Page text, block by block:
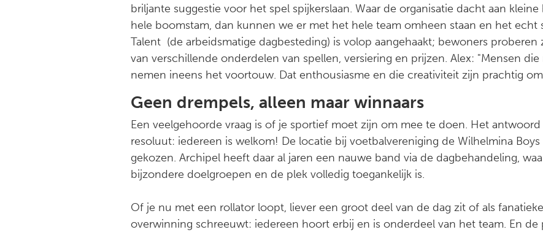
briljante suggestie voor het spel spijkerslaan. Waar de organisatie dacht aan
hele boomstam, dan kunnen we er met het hele team omheen staan en het echt
Talent (de arbeidsmatige dagbesteding) is volop aangehaakt; bewoners
van verschillende onderdelen van spellen, versiering en prijzen. Alex: "Mensen
nemen ineens het voortouw. Dat enthousiasme en die creativiteit zijn prachtig
Geen drempels, alleen maar winnaars
Een veelgehoorde vraag is of je sportief moet zijn om mee te doen. Het
resoluut: iedereen is welkom! De locatie bij voetbalvereniging de Wilhelmina
gekozen. Archipel heeft daar al jaren een nauwe band via de dagbehandeling,
bijzondere doelgroepen en de plek volledig toegankelijk is.
Of je nu met een rollator loopt, liever een groot deel van de dag zit of als
overwinning schreeuwt: iedereen hoort erbij en is onderdeel van het team. En de